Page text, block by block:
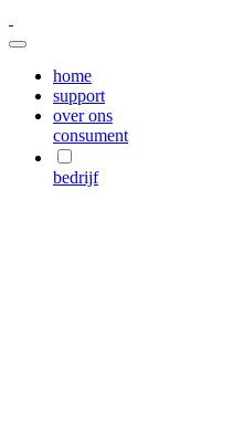
home
support
over ons
consument
bedrijf